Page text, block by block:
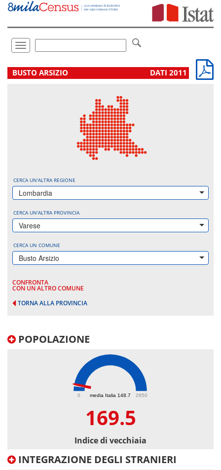
Vai
direttamente
Toggle
navigation
.
BUSTO ARSIZIO DATI 2011
CERCA UN'ALTRA REGIONE
Lombardia
CERCA UN'ALTRA PROVINCIA
Varese
CERCA UN COMUNE
Busto Arsizio
CONFRONTA
CON UN ALTRO COMUNE
TORNA ALLA PROVINCIA
POPOLAZIONE
media Italia 148.7
0 2850
169.5
Indice di vecchiaia
INTEGRAZIONE DEGLI STRANIERI